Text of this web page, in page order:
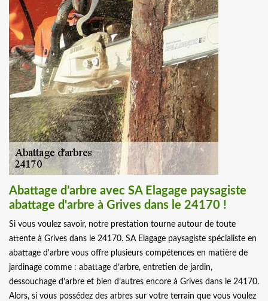
Abattage d’arbre avec SA Elagage paysagiste
abattage d'arbre à Grives dans le 24170 !
Si vous voulez savoir, notre prestation tourne autour de toute
attente à Grives dans le 24170. SA Elagage paysagiste spécialiste en
abattage d'arbre vous offre plusieurs compétences en matière de
jardinage comme : abattage d’arbre, entretien de jardin,
dessouchage d’arbre et bien d’autres encore à Grives dans le 24170.
Alors, si vous possédez des arbres sur votre terrain que vous voulez